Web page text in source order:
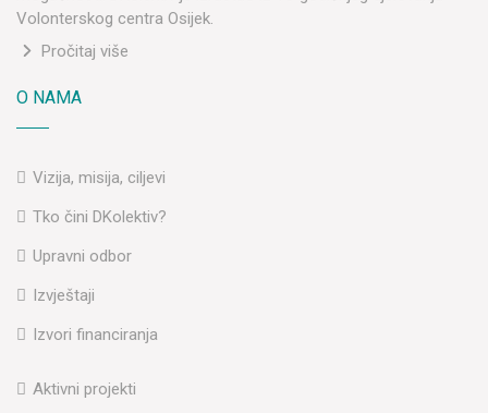
Volonterskog centra Osijek.
Pročitaj više
O NAMA
Vizija, misija, ciljevi
Tko čini DKolektiv?
Upravni odbor
Izvještaji
Izvori financiranja
Aktivni projekti